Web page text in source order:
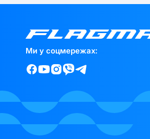
Ми у соцмережах: